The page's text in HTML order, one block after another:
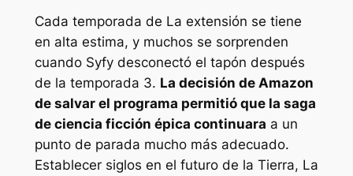
Cada temporada de La extensión se tiene
en alta estima, y muchos se sorprenden
cuando Syfy desconectó el tapón después
de la temporada 3. La decisión de Amazon
de salvar el programa permitió que la saga
de ciencia ficción épica continuara a un
punto de parada mucho más adecuado.
Establecer siglos en el futuro de la Tierra, La